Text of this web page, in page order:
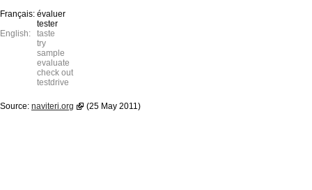
Français: évaluer
tester
English:
taste
try
sample
evaluate
check out
testdrive
Source: naviteri.org (25 May 2011)